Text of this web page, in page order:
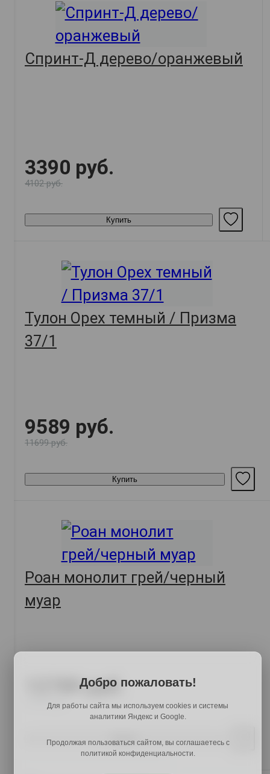
Спринт-Д дерево/оранжевый
3390 руб.
4102 руб.
Купить
Тулон Орех темный / Призма
37/1
9589 руб.
11699 руб.
Купить
Роан монолит грей/черный
муар
12789 руб.
15475 руб.
Добро пожаловать!
Для работы сайта мы используем cookies и системы
аналитики Яндекс и Google.
Продолжая пользоваться сайтом, вы соглашаетесь с
политикой конфиденциальности.